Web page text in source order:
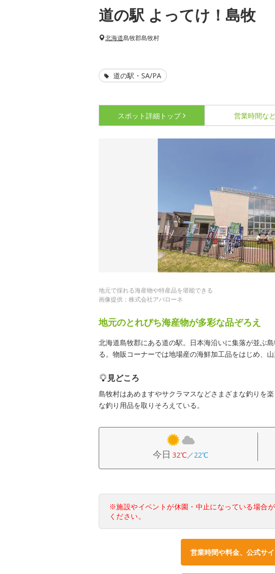
道の駅 よってけ！島牧
北海道島牧郡島牧村
道の駅・SA/PA
スポット詳細 トップ 営業時間な
地元で採れる海産物や特産品を堪能できる
画像提供：株式会社アバローネ
地元のとれぴち海産物が多彩な品ぞろえ
北海道島牧郡にある道の駅。日本海沿いに集落が並ぶ
る。物販コーナーでは地場産の海鮮加工品をはじめ、
見どころ
島牧村はあめますやサクラマスなどさまざまな釣りを
な釣り用品を取りそろえている。
今日 32℃／22℃
※施設やイベントが休園・中止になっている場合
ください。
営業時間や料金、公式サ